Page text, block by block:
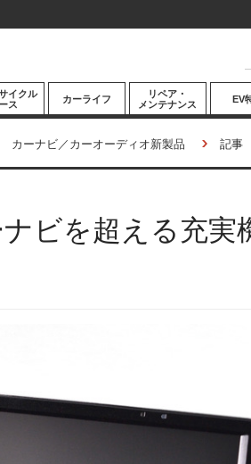
イクル
ス
カーライフ
モータースポー
ツ/エンタメ
リペア・
メンテナンス
EV
カーナビ／カーオーディオ新製品 記事
ビを超える充実